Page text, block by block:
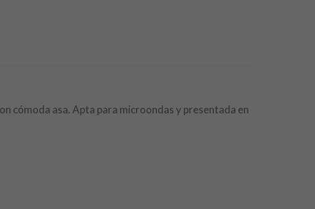
cómoda asa. Apta para microondas y presentada en